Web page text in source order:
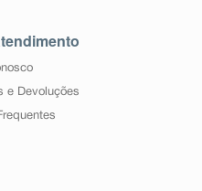
e Devoluções